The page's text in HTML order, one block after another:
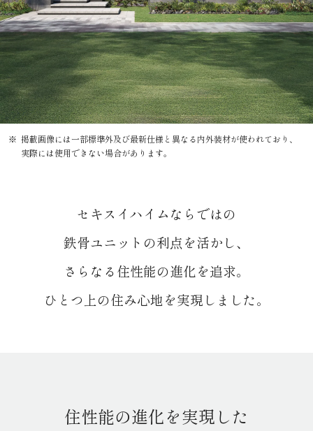
掲載画像には一部標準外及び最新仕様と異なる内外装材が使われており、
実際には使用できない場合があります。
セキスイハイムならではの
鉄骨ユニットの利点を活かし、
さらなる住性能の進化を追求。
ひとつ上の住み心地を実現しました。
住性能の進化を実現した